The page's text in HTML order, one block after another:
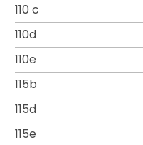
110 c
110d
110e
115b
115d
115e